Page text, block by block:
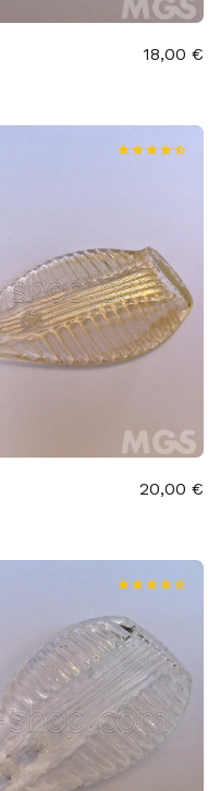
18,00 €
20,00 €